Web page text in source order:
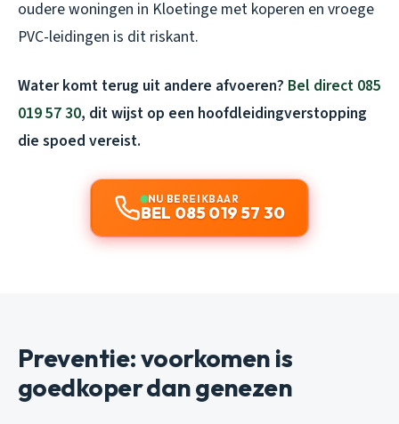
oudere woningen in Kloetinge met koperen en vroege
PVC-leidingen is dit riskant.
Water komt terug uit andere afvoeren? Bel direct 085
019 57 30, dit wijst op een hoofdleidingverstopping
die spoed vereist.
NU BEREIKBAAR
BEL 085 019 57 30
Preventie: voorkomen is
goedkoper dan genezen